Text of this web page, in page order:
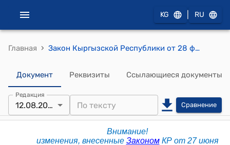
KG RU
Главная › Закон Кыргызской Республики от 28 февраля 2023 года № 44 "О внесении изменений в некоторые законодательные акты Кыргызской Республики в сфере регистрации (перерегистрации) юридических лиц и признании утратившим силу Закона Кыргызской Республики "О государственной регистрации юридических лиц, филиалов (представительств)"
Документ Реквизиты Ссылающиеся документы
Редакция
12.08.2025 Сравнение